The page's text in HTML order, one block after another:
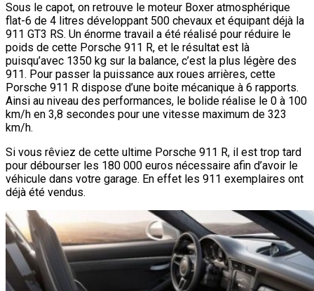
Sous le capot, on retrouve le moteur Boxer atmosphérique
flat-6 de 4 litres développant 500 chevaux et équipant déjà la
911 GT3 RS. Un énorme travail a été réalisé pour réduire le
poids de cette Porsche 911 R, et le résultat est là
puisqu’avec 1350 kg sur la balance, c’est la plus légère des
911. Pour passer la puissance aux roues arrières, cette
Porsche 911 R dispose d’une boite mécanique à 6 rapports.
Ainsi au niveau des performances, le bolide réalise le 0 à 100
km/h en 3,8 secondes pour une vitesse maximum de 323
km/h.
Si vous rêviez de cette ultime Porsche 911 R, il est trop tard
pour débourser les 180 000 euros nécessaire afin d’avoir le
véhicule dans votre garage. En effet les 911 exemplaires ont
déjà été vendus.